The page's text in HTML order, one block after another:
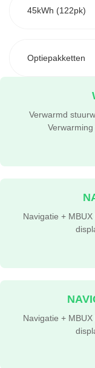
45kWh (122pk)
Optiepakketten
Verwarmd
Navigatie +
Navigatie +